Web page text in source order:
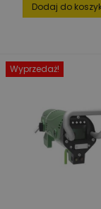
Dodaj do
Wyprzedaż!